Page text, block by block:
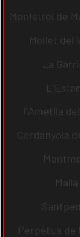
Monistrol de
Mollet del
La
l´Ametlla
Cerdanyola
Malla
Perpètua de